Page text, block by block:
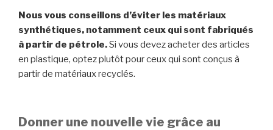
Nous vous conseillons d’éviter les matériaux
synthétiques, notamment ceux qui sont fabriqués
à partir de pétrole.Si vous devez acheter des articles
en plastique, optez plutôt pour ceux qui sont conçus à
partir de matériaux recyclés.
Donner une nouvelle vie grâce au